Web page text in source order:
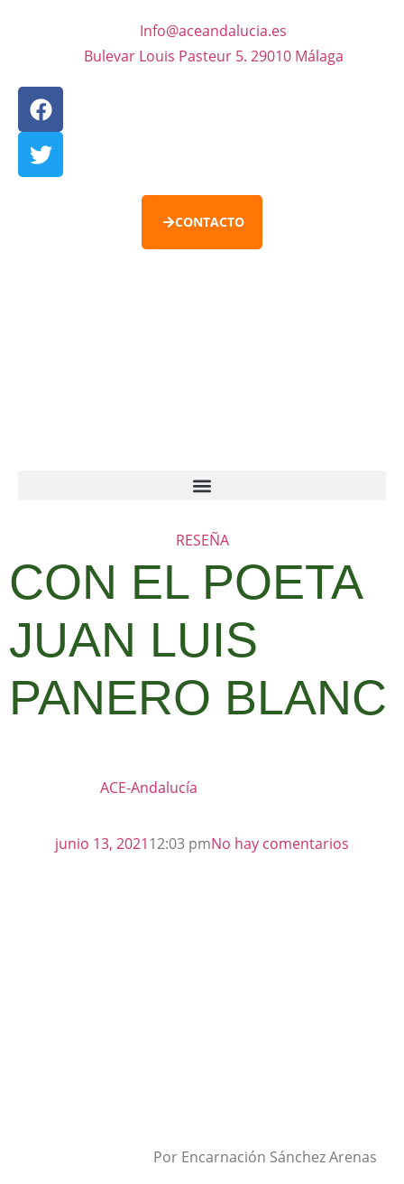
Info@aceandalucia.es
Bulevar Louis Pasteur 5. 29010 Málaga
CONTACTO
RESEÑA
CON EL POETA
JUAN LUIS
PANERO BLANC
ACE-Andalucía
junio 13, 202112:03 pmNo hay comentarios
Por Encarnación Sánchez Arenas